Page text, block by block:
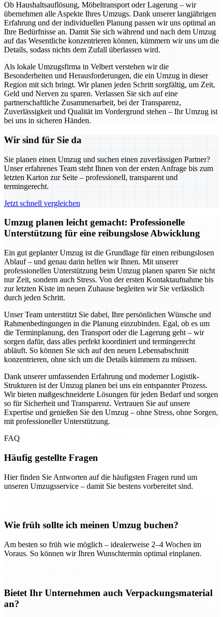
Ob Haushaltsauflösung, Möbeltransport oder Lagerung – wir
übernehmen alle Aspekte Ihres Umzugs. Dank unserer langjährigen
Erfahrung und der individuellen Planung passen wir uns optimal an
Ihre Bedürfnisse an. Damit Sie sich während und nach dem Umzug
auf das Wesentliche konzentrieren können, kümmern wir uns um die
Details, sodass nichts dem Zufall überlassen wird.
Als lokale Umzugsfirma in Velbert verstehen wir die
Besonderheiten und Herausforderungen, die ein Umzug in dieser
Region mit sich bringt. Wir planen jeden Schritt sorgfältig, um Zeit,
Geld und Nerven zu sparen. Verlassen Sie sich auf eine
partnerschaftliche Zusammenarbeit, bei der Transparenz,
Zuverlässigkeit und Qualität im Vordergrund stehen – Ihr Umzug ist
bei uns in sicheren Händen.
Wir sind für Sie da
Sie planen einen Umzug und suchen einen zuverlässigen Partner?
Unser erfahrenes Team steht Ihnen von der ersten Anfrage bis zum
letzten Karton zur Seite – professionell, transparent und
termingerecht.
Jetzt schnell vergleichen
Umzug planen leicht gemacht: Professionelle
Unterstützung für eine reibungslose Abwicklung
Ein gut geplanter Umzug ist die Grundlage für einen reibungslosen
Ablauf – und genau darin helfen wir Ihnen. Mit unserer
professionellen Unterstützung beim Umzug planen sparen Sie nicht
nur Zeit, sondern auch Stress. Von der ersten Kontaktaufnahme bis
zur letzten Kiste im neuen Zuhause begleiten wir Sie verlässlich
durch jeden Schritt.
Unser Team unterstützt Sie dabei, Ihre persönlichen Wünsche und
Rahmenbedingungen in die Planung einzubinden. Egal, ob es um
die Terminplanung, den Transport oder die Lagerung geht – wir
sorgen dafür, dass alles perfekt koordiniert und termingerecht
abläuft. So können Sie sich auf den neuen Lebensabschnitt
konzentrieren, ohne sich um die Details kümmern zu müssen.
Dank unserer umfassenden Erfahrung und moderner Logistik-
Strukturen ist der Umzug planen bei uns ein entspannter Prozess.
Wir bieten maßgeschneiderte Lösungen für jeden Bedarf und sorgen
so für Sicherheit und Transparenz. Vertrauen Sie auf unsere
Expertise und genießen Sie den Umzug – ohne Stress, ohne Sorgen,
mit professioneller Unterstützung.
FAQ
Häufig gestellte Fragen
Hier finden Sie Antworten auf die häufigsten Fragen rund um
unseren Umzugsservice – damit Sie bestens vorbereitet sind.
Wie früh sollte ich meinen Umzug buchen?
Am besten so früh wie möglich – idealerweise 2–4 Wochen im
Voraus. So können wir Ihren Wunschtermin optimal einplanen.
Bietet Ihr Unternehmen auch Verpackungsmaterial
an?